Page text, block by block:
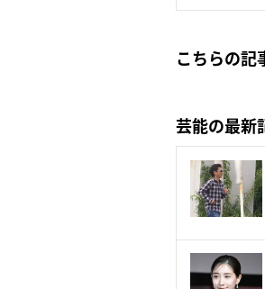
こちらの記
芸能の最新